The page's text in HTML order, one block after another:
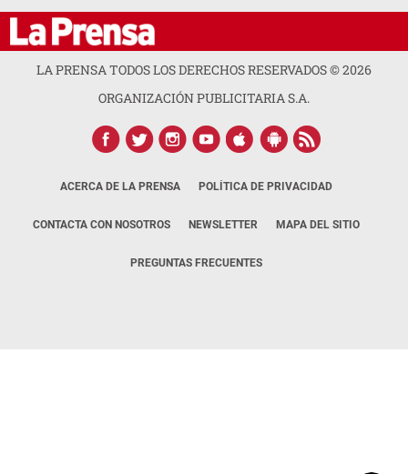
LA PRENSA TODOS LOS DERECHOS RESERVADOS ©2026
ORGANIZACIÓN PUBLICITARIA S.A.
ACERCA DE LA PRENSA POLÍTICA DE PRIVACIDAD
CONTACTA CON NOSOTROS NEWSLETTER MAPA DEL SITIO
PREGUNTAS FRECUENTES